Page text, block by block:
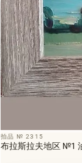
拍品 № 2315
布拉斯拉夫地区 №1